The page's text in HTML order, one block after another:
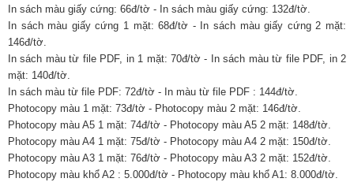
In sách màu giấy cứng: 66đ/tờ - In sách màu giấy cứng: 132đ/tờ.
In sách màu giấy cứng 1 mặt: 68đ/tờ - In sách màu giấy cứng 2 mặt:
146đ/tờ.
In sách màu từ file PDF, in 1 mặt: 70đ/tờ - In sách màu từ file PDF, in 2
mặt: 140đ/tờ.
In sách màu từ file PDF: 72đ/tờ - In màu từ file PDF : 144đ/tờ.
Photocopy màu 1 mặt: 73đ/tờ - Photocopy màu 2 mặt: 146đ/tờ.
Photocopy màu A5 1 mặt: 74đ/tờ - Photocopy màu A5 2 mặt: 148đ/tờ.
Photocopy màu A4 1 mặt: 75đ/tờ - Photocopy màu A4 2 mặt: 150đ/tờ.
Photocopy màu A3 1 mặt: 76đ/tờ - Photocopy màu A3 2 mặt: 152đ/tờ.
Photocopy màu khổ A2 : 5.000đ/tờ - Photocopy màu khổ A1: 8.000đ/tờ.